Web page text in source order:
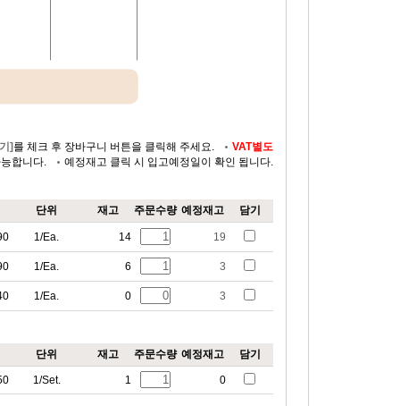
] 를 체크 후 장바구니 버튼을 클릭해 주세요.
VAT별도
합니다. 예정재고 클릭 시 입고예정일이 확인 됩니다.
단위 재고 주문수량 예정재고 담기
1/Ea. 14 19
1/Ea. 6 3
1/Ea. 0 3
단위 재고 주문수량 예정재고 담기
1/Set. 1 0